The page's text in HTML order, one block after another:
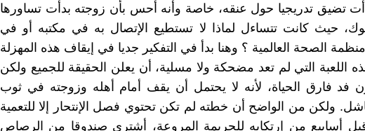
تضيق تدريجيا حول عنقه، خاصة وأنه أحس بأن زوجته بدأت تساورها
حيث كانت تتساءل لماذا لا تستطيع الإتصال به في مكتبه أو في
الصحة العالمية ؟ وهنا بدأ في التفكير جديا في إيقاف هذه المهزلة
اللعبة التي لم تعد مضحكة ولا مسلية، أن يعلن الحقيقة للجميع ولكن
فد فارق الحياة، لأنه لا يحتمل أن يقف أمام أهله وزوجته في ثوب
ولكن من الواضح أن خطته لم تكن تحتوي فصل الإنتحار إلا للتعمية
أسابيع من إرتكابه للجريمة المروعة، أشترى صندوقا من الرصاص